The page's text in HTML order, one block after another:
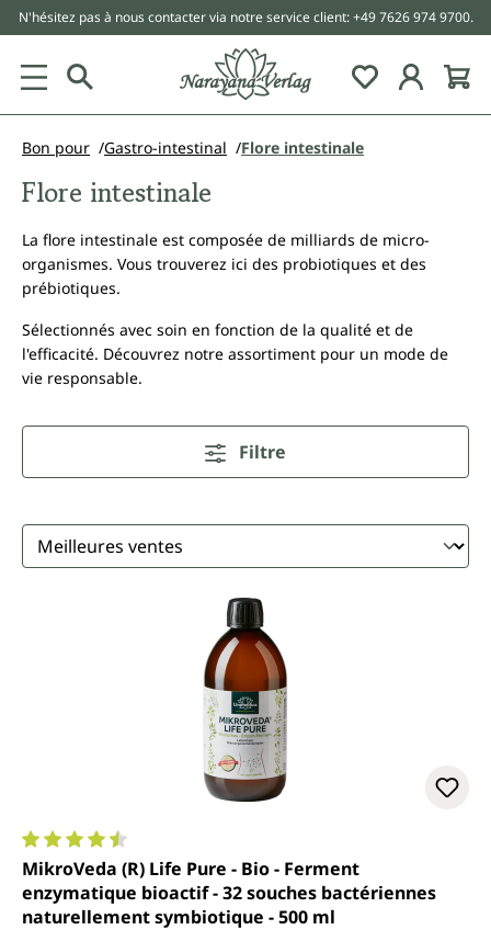
principal
N'hésitez pas à nous contacter via notre service client: +49 7626 974 9700.
Bon pour Gastro-intestinal Flore intestinale
Flore intestinale
La flore intestinale est composée de milliards de micro-
organismes. Vous trouverez ici des probiotiques et des
prébiotiques.
Sélectionnés avec soin en fonction de la qualité et de
l'efficacité. Découvrez notre assortiment pour un mode de
vie responsable.
Filtre
Note moyenne de 4.5 sur 5 étoiles
MikroVeda (R) Life Pure - Bio - Ferment
enzymatique bioactif - 32 souches bactériennes
naturellement symbiotique - 500 ml